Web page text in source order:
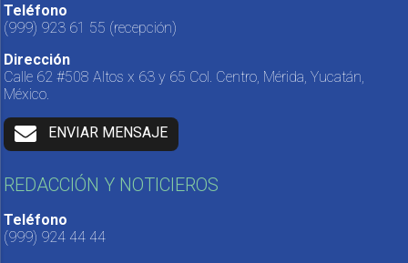
Teléfono
(999) 923 61 55 (recepción)
Dirección
Calle 62 #508 Altos x 63 y 65 Col. Centro, Mérida, Yucatán,
México.
ENVIAR MENSAJE
REDACCIÓN Y NOTICIEROS
Teléfono
(999) 924 44 44